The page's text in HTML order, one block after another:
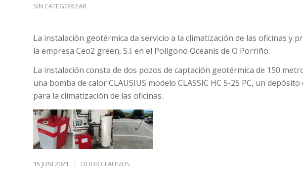
SIN CATEGORIZAR
La instalación geotérmica da servicio a la climatización de las oficinas y
la empresa Ceo2 green, S.l. en el Polígono Oceanis de O Porriño.
La instalación consta de dos pozos de captación geotérmica de 150
una bomba de calor CLAUSIUS modelo CLASSIC HC 5-25 PC, un
para la climatización de las oficinas.
15 JUNI 2021 / DOOR CLAUSIUS